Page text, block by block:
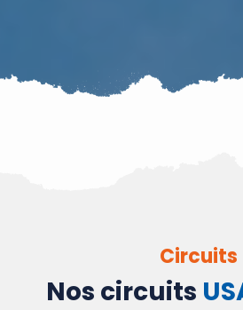
Circuits
Nos circuits